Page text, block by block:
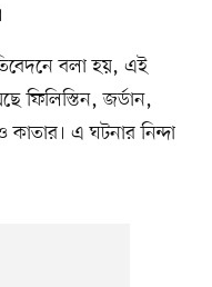
বলা হয়, এই
ফিলিস্তিন, জর্ডান,
এ ঘটনার নিন্দা